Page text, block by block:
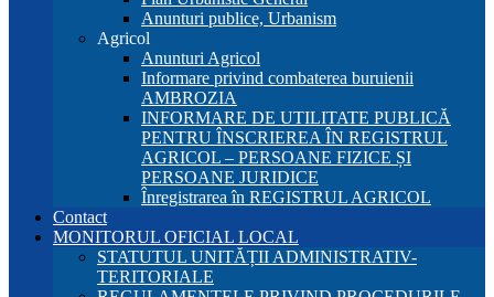
Anunturi publice, Urbanism
Agricol
Anunturi Agricol
Informare privind combaterea buruienii
AMBROZIA
INFORMARE DE UTILITATE PUBLICĂ
PENTRU ÎNSCRIEREA ÎN REGISTRUL
AGRICOL – PERSOANE FIZICE ȘI
PERSOANE JURIDICE
Înregistrarea în REGISTRUL AGRICOL
Contact
MONITORUL OFICIAL LOCAL
STATUTUL UNITĂȚII ADMINISTRATIV-
TERITORIALE